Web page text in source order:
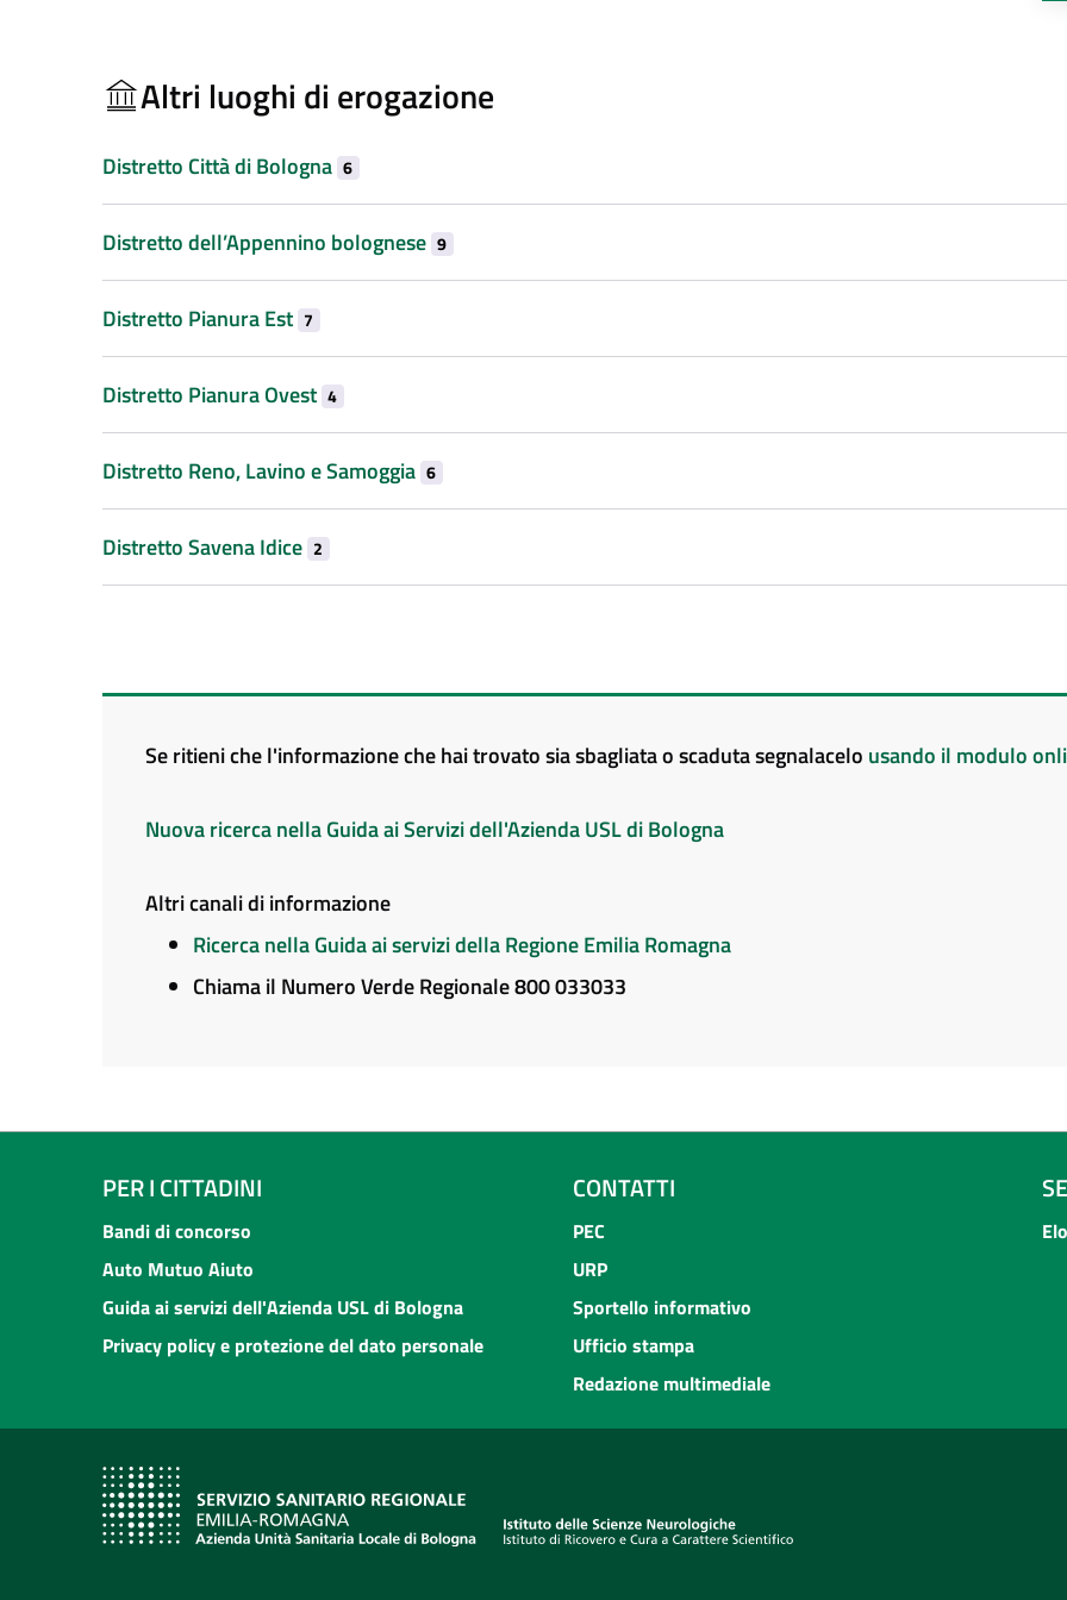
Altri luoghi di erogazione
Distretto Città di Bologna 6
Distretto dell’Appennino bolognese 9
Distretto Pianura Est 7
Distretto Pianura Ovest 4
Distretto Reno, Lavino e Samoggia 6
Distretto Savena Idice 2
Se ritieni che l'informazione che hai trovato sia sbagliata o scaduta segnalacelo usando il modulo
Nuova ricerca nella Guida ai Servizi dell'Azienda USL di Bologna
Altri canali di informazione
Ricerca nella Guida ai servizi della Regione Emilia Romagna
Chiama il Numero Verde Regionale 800 033033
PER I CITTADINI
Bandi di concorso
Auto Mutuo Aiuto
Guida ai servizi dell'Azienda USL di Bologna
Privacy policy e protezione del dato personale
CONTATTI
PEC
URP
Sportello informativo
Ufficio stampa
Redazione multimediale